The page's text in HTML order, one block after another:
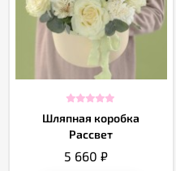
Шляпная коробка
Рассвет
5 660₽